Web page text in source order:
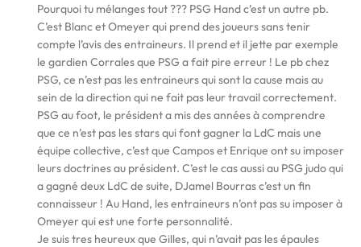
Pourquoi tu mélanges tout ??? PSG Hand c’est un autre pb.
C’est Blanc et Omeyer qui prend des joueurs sans tenir
compte l’avis des entraineurs. Il prend et il jette par exemple
le gardien Corrales que PSG a fait pire erreur ! Le pb chez
PSG, ce n’est pas les entraineurs qui sont la cause mais au
sein de la direction qui ne fait pas leur travail correctement.
PSG au foot, le président a mis des années à comprendre
que ce n’est pas les stars qui font gagner la LdC mais une
équipe collective, c’est que Campos et Enrique ont su imposer
leurs doctrines au président. C’est le cas aussi au PSG judo qui
a gagné deux LdC de suite, DJamel Bourras c’est un fin
connaisseur ! Au Hand, les entraineurs n’ont pas su imposer à
Omeyer qui est une forte personnalité.
Je suis tres heureux que Gilles, qui n’avait pas les épaules